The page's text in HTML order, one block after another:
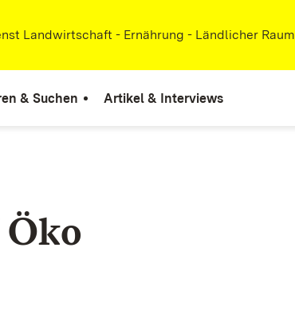
Landwirtschaft - Ernährung - Ländlicher Raum
& Suchen Artikel & Interviews